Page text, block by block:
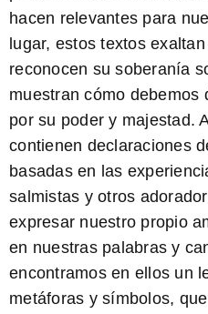
hacen relevantes para
lugar, estos textos
reconocen su soberanía
muestran cómo debemos
por su poder y majestad.
contienen declaraciones
basadas en las
salmistas y otros
expresar nuestro propio
en nuestras palabras y
encontramos en ellos un
metáforas y símbolos,